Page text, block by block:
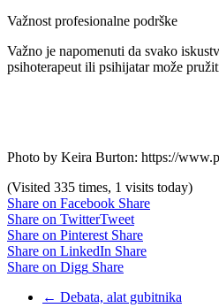
Važnost profesionalne podrške
Važno je napomenuti da svako
psihoterapeut ili psihijatar može
Photo by Keira Burton: https://
(Visited 335 times, 1 visits today)
Share on Facebook Share
Share on TwitterTweet
Share on Pinterest Share
Share on LinkedIn Share
Share on Digg Share
← Debata, alat gubitnika